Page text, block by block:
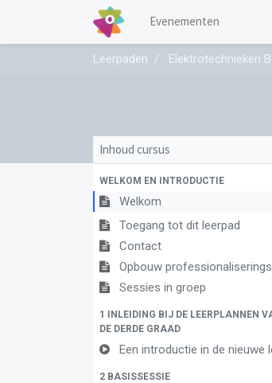
Evenementen
Leerpaden Elektrotechnieken
Inhoud cursus
WELKOM EN INTRODUCTIE
Welkom
Toegang tot dit leerpad
Contact
Opbouw
Sessies in groep
1 INLEIDING BIJ DE LEERPLANNEN
DE DERDE GRAAD
Een introductie in de nieuwe leerplannen van de derde
2 BASISSESSIE